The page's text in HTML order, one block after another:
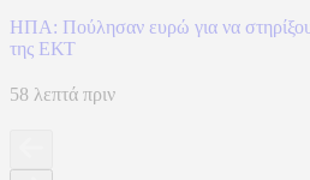
ΗΠΑ: Πούλησαν ευρώ για να
της ΕΚΤ
58 λεπτά πριν